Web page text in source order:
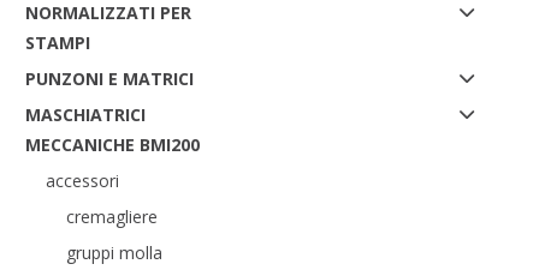
NORMALIZZATI PER
STAMPI
PUNZONI E MATRICI
MASCHIATRICI
MECCANICHE BMI200
accessori
cremagliere
gruppi molla